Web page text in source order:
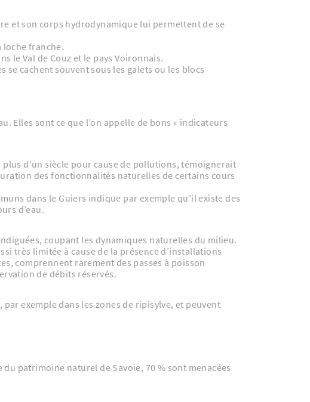
et son corps hydrodynamique lui permettent de se
loche franche.
le Val de Couz et le pays Voironnais.
cachent souvent sous les galets ou les blocs
Elles sont ce que l’on appelle de bons « indicateurs
d’un siècle pour cause de pollutions, témoignerait
des fonctionnalités naturelles de certains cours
dans le Guiers indique par exemple qu’il existe des
d’eau.
coupant les dynamiques naturelles du milieu.
très limitée à cause de la présence d’installations
comprennent rarement des passes à poisson
de débits réservés.
exemple dans les zones de ripisylve, et peuvent
patrimoine naturel de Savoie, 70 % sont menacées